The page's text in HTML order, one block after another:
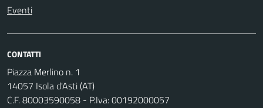
Eventi
CONTATTI
Piazza Merlino n. 1
14057 Isola d'Asti (AT)
C.F. 80003590058 - P.Iva: 00192000057